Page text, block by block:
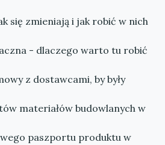
się zmieniają i jak robić w nich
- dlaczego warto tu robić
z dostawcami, by były
materiałów budowlanych w
paszportu produktu w